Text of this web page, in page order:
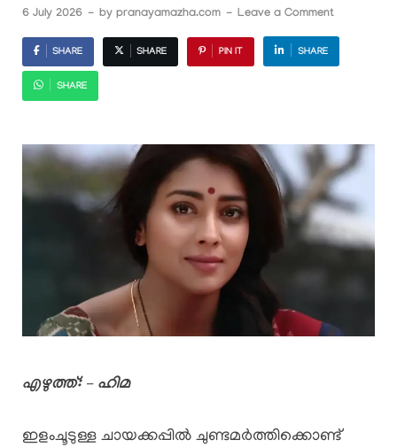
6 July 2026 - by pranayamazha.com - Leave a Comment
SHARE SHARE PIN IT SHARE
SHARE
എഴുത്ത്: – ഹിമ
ഇളംചൂടുള്ള ചായക്കപ്പിൽ ചുണ്ടമർത്തിക്കൊണ്ട്